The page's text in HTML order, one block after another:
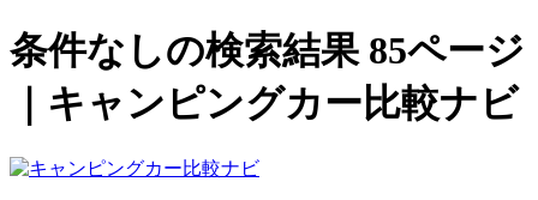
条件なしの検索結果 85ページ
｜キャンピングカー比較ナビ